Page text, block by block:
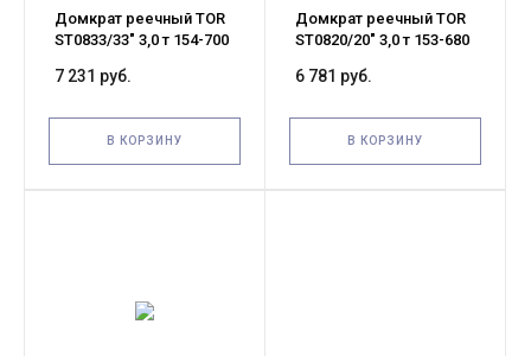
Домкрат реечный TOR
ST0833/33" 3,0 т 154-700
7 231 руб.
В КОРЗИНУ
Домкрат реечный TOR
ST0820/20" 3,0 т 153-680
6 781 руб.
В КОРЗИНУ